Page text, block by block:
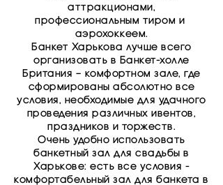
аттракционами,
профессиональным тиром и
аэрохоккеем.
Банкет Харькова лучше всего
организовать в Банкет-холле
Британия – комфортном зале, где
сформированы абсолютно все
условия, необходимые для удачного
проведения различных ивентов,
праздников и торжеств.
Очень удобно использовать
банкетный зал для свадьбы в
Харькове: есть все условия -
комфортабельный зал для банкета в